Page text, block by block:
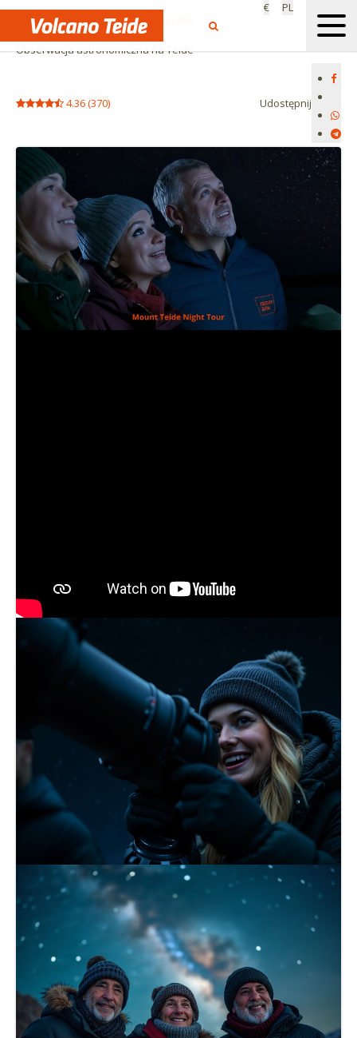
€
PL
Start Oglądanie gwiazd na Teneryfie
Obserwacja astronomiczna na Teide
4.36(370) Udostępnij